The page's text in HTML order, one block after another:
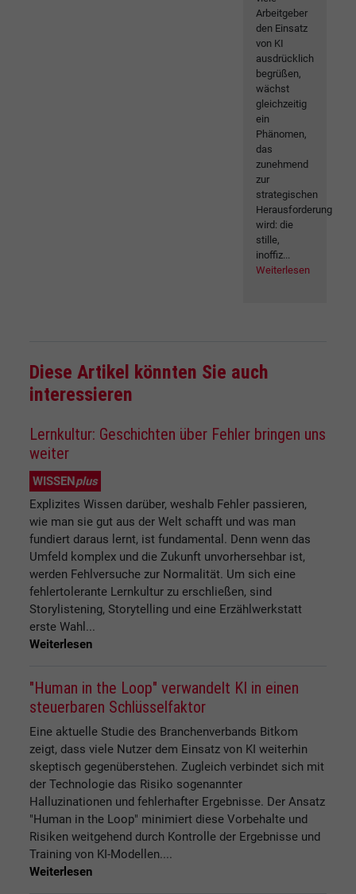
Arbeitgeber
den Einsatz
von KI
ausdrücklich
begrüßen,
wächst
gleichzeitig
ein
Phänomen,
das
zunehmend
zur
strategischen
Herausforderung
wird: die
stille,
inoffiz...
Weiterlesen
Diese Artikel könnten Sie auch
interessieren
Lernkultur: Geschichten über Fehler bringen uns
weiter
WISSENplus
Explizites Wissen darüber, weshalb Fehler passieren,
wie man sie gut aus der Welt schafft und was man
fundiert daraus lernt, ist fundamental. Denn wenn das
Umfeld komplex und die Zukunft unvorhersehbar ist,
werden Fehlversuche zur Normalität. Um sich eine
fehlertolerante Lernkultur zu erschließen, sind
Storylistening, Storytelling und eine Erzählwerkstatt
erste Wahl...
Weiterlesen
"Human in the Loop" verwandelt KI in einen
steuerbaren Schlüsselfaktor
Eine aktuelle Studie des Branchenverbands Bitkom
zeigt, dass viele Nutzer dem Einsatz von KI weiterhin
skeptisch gegenüberstehen. Zugleich verbindet sich mit
der Technologie das Risiko sogenannter
Halluzinationen und fehlerhafter Ergebnisse. Der Ansatz
"Human in the Loop" minimiert diese Vorbehalte und
Risiken weitgehend durch Kontrolle der Ergebnisse und
Training von KI-Modellen....
Weiterlesen